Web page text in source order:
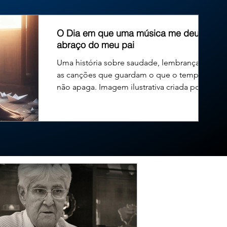
O Dia em que uma música me deu um
abraço do meu pai
Uma história sobre saudade, lembranças e
as canções que guardam o que o tempo
não apaga. Imagem ilustrativa criada por